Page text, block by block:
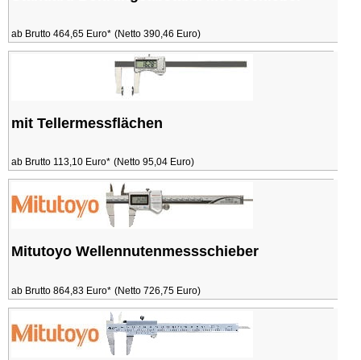
ab Brutto 464,65 Euro* (Netto 390,46 Euro)
mit Tellermessflächen
ab Brutto 113,10 Euro* (Netto 95,04 Euro)
Mitutoyo Wellennutenmessschieber
ab Brutto 864,83 Euro* (Netto 726,75 Euro)